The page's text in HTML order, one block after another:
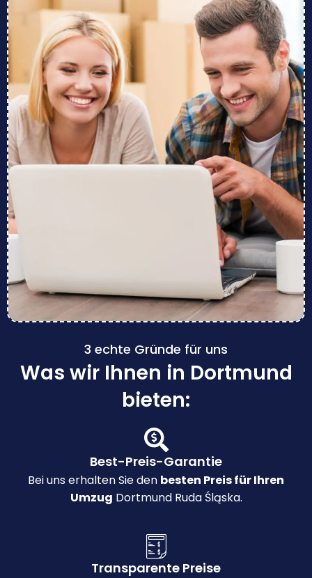
3 echte Gründe für uns
Was wir Ihnen in Dortmund
bieten:
Best-Preis-Garantie
Bei uns erhalten Sie den besten Preis für Ihren
Umzug Dortmund Ruda Śląska.
Transparente Preise